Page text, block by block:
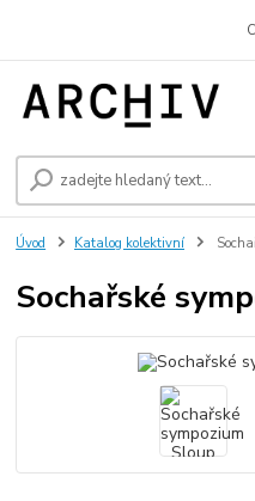
Úvod Katalog kolektivní
Sochařské